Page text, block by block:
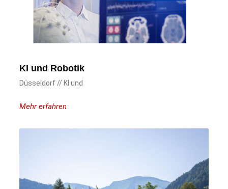
KI und Robotik
Düsseldorf // KI und
Mehr erfahren